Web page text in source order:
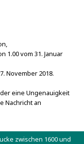
und Danck-Säule
1.00 vom 31. Januar
November 2018.
eine Ungenauigkeit
Nachricht an
zwischen 1600 und